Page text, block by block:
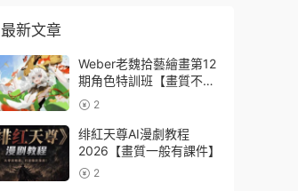
最新文章
Weber老魏拾藝繪畫第12
期角色特訓班【畫質不錯
隻有視頻】
2
绯紅天尊AI漫劇教程
2026【畫質一般有課件】
2